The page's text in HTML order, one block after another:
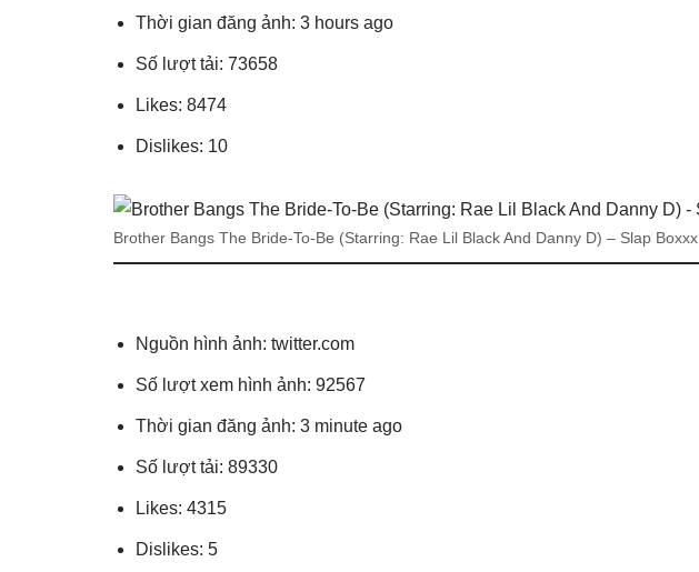
Thời gian đăng ảnh: 3 hours ago
Số lượt tải: 73658
Likes: 8474
Dislikes: 10
Brother Bangs The Bride-To-Be (Starring: Rae Lil Black And Danny D) – Slap Boxxx
Nguồn hình ảnh: twitter.com
Số lượt xem hình ảnh: 92567
Thời gian đăng ảnh: 3 minute ago
Số lượt tải: 89330
Likes: 4315
Dislikes: 5